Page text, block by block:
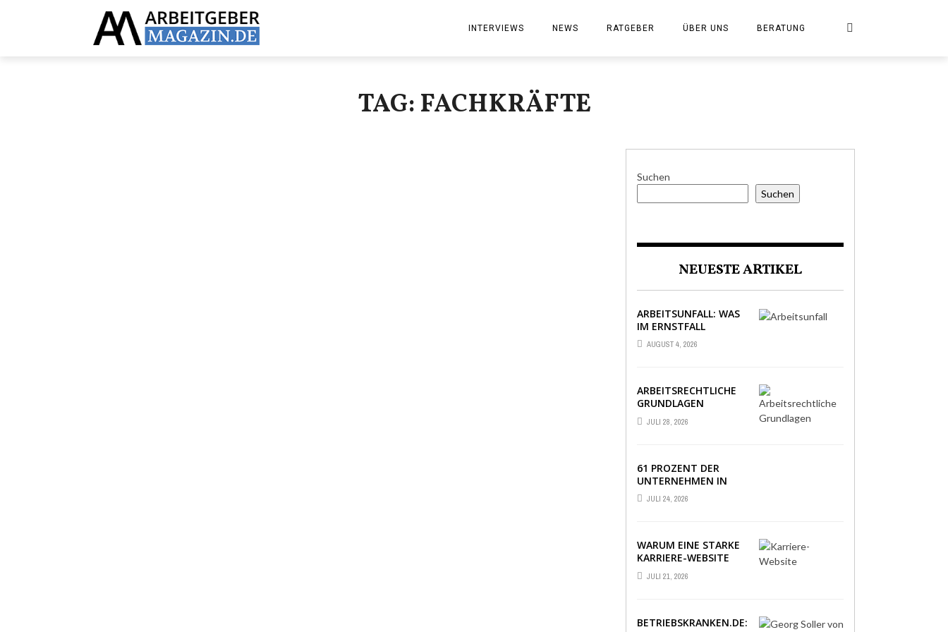
INTERVIEWS NEWS RATGEBER ÜBER UNS BERATUNG
TAG: FACHKRÄFTE
Suchen
Suchen
NEUESTE ARTIKEL
ARBEITSUNFALL: WAS
IM ERNSTFALL
WIRKLICH ZÄHLT
AUGUST 4, 2026
ARBEITSRECHTLICHE
GRUNDLAGEN
VERSTÄNDLICH
ERKLÄRT: DAS
JULI 28, 2026
61 PROZENT DER
UNTERNEHMEN IN
DEUTSCHLAND
ERLEBEN EINE PHASE
NSICHERHEIT
JULI 24, 2026
WARUM EINE STARKE
KARRIERE-WEBSITE
HEUTE ÜBER
BEWERBUNGEN
JULI 21, 2026
BETRIEBSKRANKEN.DE: